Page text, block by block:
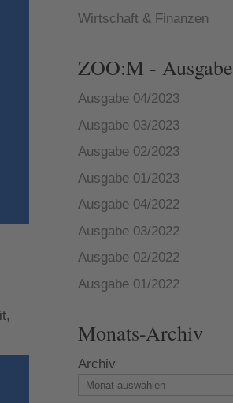
Wirtschaft & Finanzen
ZOO:M - Ausgabe
Ausgabe 04/2023
Ausgabe 03/2023
Ausgabe 02/2023
Ausgabe 01/2023
Ausgabe 04/2022
Ausgabe 03/2022
Ausgabe 02/2022
Ausgabe 01/2022
Monats-Archiv
Archiv